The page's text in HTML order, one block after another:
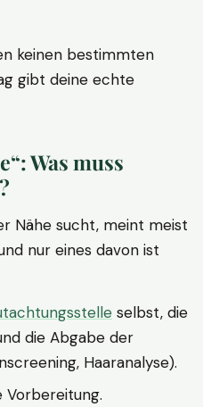
keinen bestimmten
gibt deine echte
Was muss
Nähe sucht, meint meist
nur eines davon ist
selbst, die
die Abgabe der
Haaranalyse).
Vorbereitung.